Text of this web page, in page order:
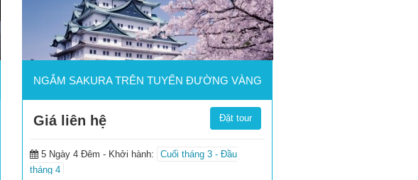
NGẮM SAKURA TRÊN TUYẾN ĐƯỜNG VÀNG
Giá liên hệ Đặt tour
5 Ngày 4 Đêm - Khởi hành:
Cuối tháng 3 - Đầu
tháng 4